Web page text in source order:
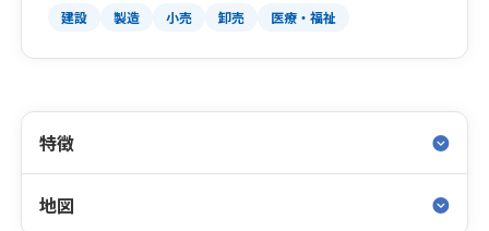
建設 製造 小売 卸売 医療・福祉
特徴
地図